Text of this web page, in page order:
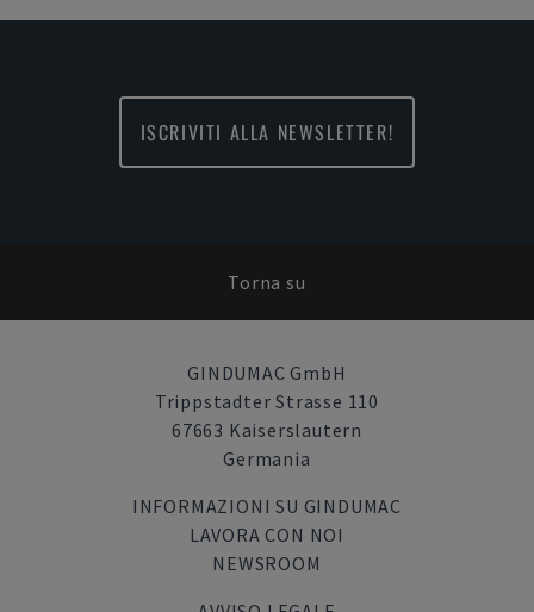
ISCRIVITI ALLA NEWSLETTER!
Torna su
GINDUMAC GmbH
Trippstadter Strasse 110
67663 Kaiserslautern
Germania
INFORMAZIONI SU GINDUMAC
LAVORA CON NOI
NEWSROOM